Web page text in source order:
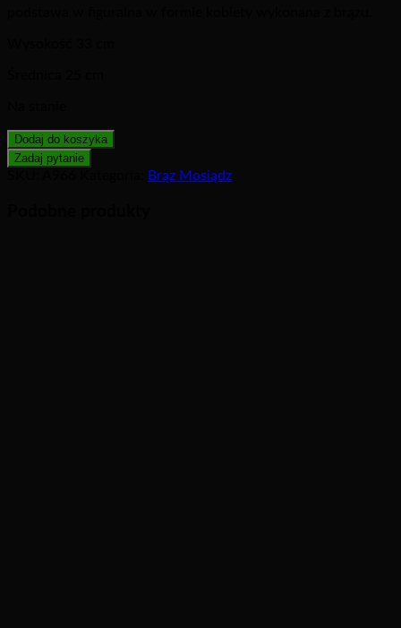
Dodaj do koszyka
Brąz Mosiądz